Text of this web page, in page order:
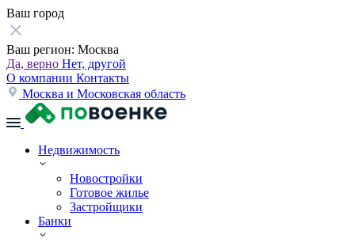
Ваш город
Ваш регион: Москва
Да, верно Нет, другой
О компании Контакты
Москва и Московская область
Недвижимость
Новостройки
Готовое жилье
Застройщики
Банки